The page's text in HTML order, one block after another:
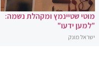
מוטי שטיינמץ ומקהלת נשמה:
"למען ידעו"
ישראל מונק